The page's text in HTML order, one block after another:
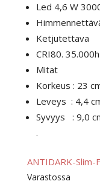
Led 4,6 W
Ketjutettava
CRI80.
Mitat
Korkeus : 23
Leveys : 4,4
Syvyys : 9,0
.
ANTIDARK-Slim-
Varastossa